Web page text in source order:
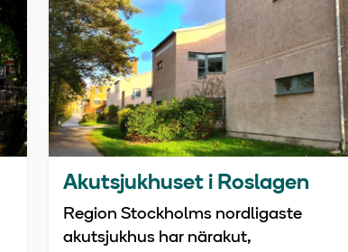
Akutsjukhuset i Roslagen
Region Stockholms nordligaste
akutsjukhus har närakut,